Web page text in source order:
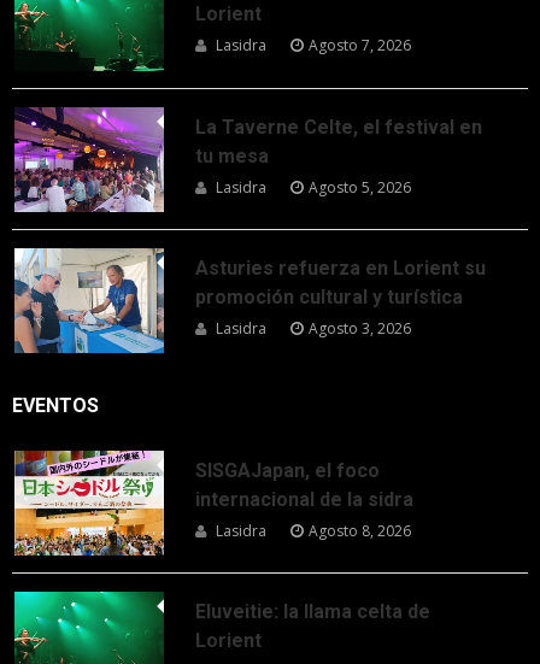
Lorient
Lasidra Agosto 7, 2026
La Taverne Celte, el festival en
tu mesa
Lasidra Agosto 5, 2026
Asturies refuerza en Lorient su
promoción cultural y turística
Lasidra Agosto 3, 2026
EVENTOS
SISGAJapan, el foco
internacional de la sidra
Lasidra Agosto 8, 2026
Eluveitie: la llama celta de
Lorient